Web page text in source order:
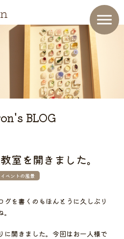
BLOG
室を開きました。
ベントの風景
グを書くのもほんとうに久しぶり
に開きました。今回はお一人様で